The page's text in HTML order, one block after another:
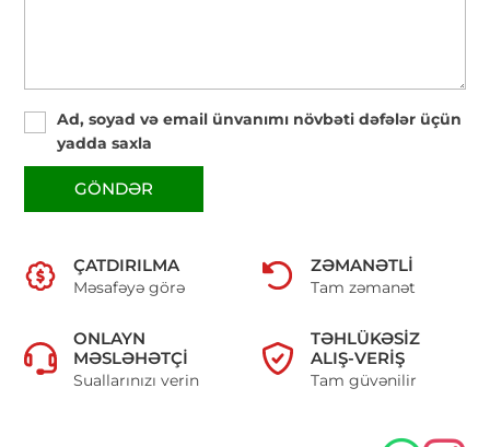
Ad, soyad və email ünvanımı növbəti dəfələr üçün
yadda saxla
GÖNDƏR
ÇATDIRILMA
Məsafəyə görə
ZƏMANƏTLI
Tam zəmanət
ONLAYN
MƏSLƏHƏTÇI
Suallarınızı verin
TƏHLÜKƏSIZ
ALIŞ-VERIŞ
Tam güvənilir